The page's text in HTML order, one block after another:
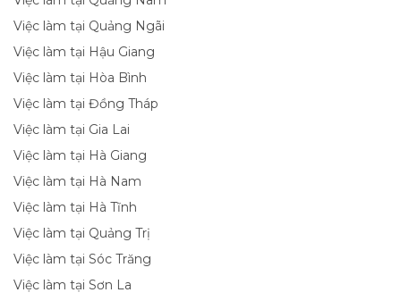
Việc làm tại Quảng Ngãi
Việc làm tại Hậu Giang
Việc làm tại Hòa Bình
Việc làm tại Đồng Tháp
Việc làm tại Gia Lai
Việc làm tại Hà Giang
Việc làm tại Hà Nam
Việc làm tại Hà Tĩnh
Việc làm tại Quảng Trị
Việc làm tại Sóc Trăng
Việc làm tại Sơn La